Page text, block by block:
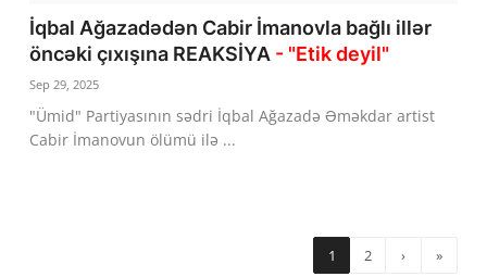
İqbal Ağazadədən Cabir İmanovla bağlı illər
öncəki çıxışına REAKSİYA - "Etik deyil"
Sep 29, 2025
"Ümid" Partiyasının sədri İqbal Ağazadə Əməkdar artist
Cabir İmanovun ölümü ilə ...
1 2 › »